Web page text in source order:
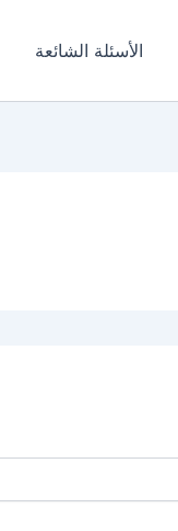
الأسئلة الشائعة